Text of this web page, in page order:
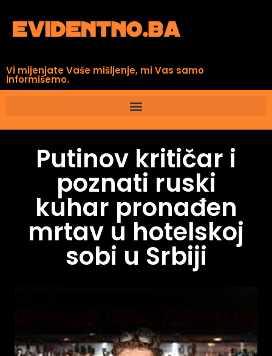
Vi mijenjate Vaše mišljenje, mi Vas samo
informišemo.
Putinov kritičar i
poznati ruski
kuhar pronađen
mrtav u hotelskoj
sobi u Srbiji